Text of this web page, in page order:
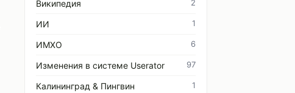
Википедия 2
ИИ 1
ИМХО 6
Изменения в системе Userator 97
Калининград & Пингвин 1